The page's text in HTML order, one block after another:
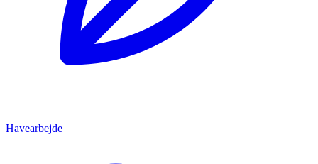
Havearbejde